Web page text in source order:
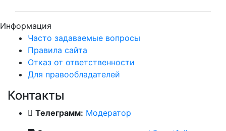
Информация
Часто задаваемые вопросы
Правила сайта
Отказ от ответственности
Для правообладателей
Контакты
Телеграмм: Модератор